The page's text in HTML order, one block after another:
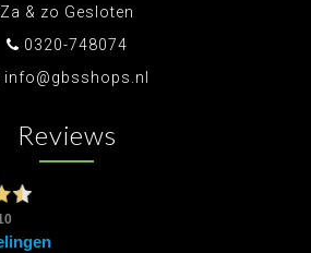
Za & zo Gesloten
0320-748074
info@gbsshops.nl
Reviews